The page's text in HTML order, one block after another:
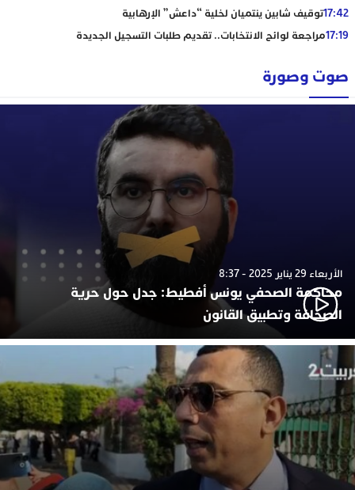
17:42توقيف شابين ينتميان لخلية “داعش” الإرهابية
17:19مراجعة لوائح الانتخابات.. تقديم طلبات التسجيل الجديدة
صوت وصورة
الأربعاء 29 يناير 2025 - 8:37
محاكمة الصحفي يونس أفطيط: جدل حول حرية
الصحافة وتطبيق القانون